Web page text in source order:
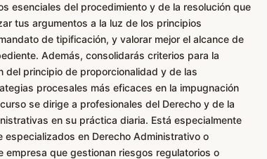
esenciales del procedimiento y de la resolución que
tus argumentos a la luz de los principios
de tipificación, y valorar mejor el alcance de
Además, consolidarás criterios para la
del principio de proporcionalidad y de las
procesales más eficaces en la impugnación
se dirige a profesionales del Derecho y de la
en su práctica diaria. Está especialmente
en Derecho Administrativo o
que gestionan riesgos regulatorios o